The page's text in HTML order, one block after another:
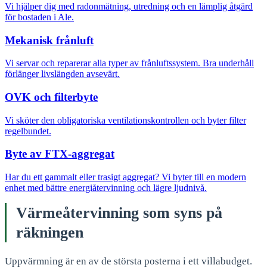
Vi hjälper dig med radonmätning, utredning och en lämplig åtgärd
för bostaden i Ale.
Mekanisk frånluft
Vi servar och reparerar alla typer av frånluftssystem. Bra underhåll
förlänger livslängden avsevärt.
OVK och filterbyte
Vi sköter den obligatoriska ventilationskontrollen och byter filter
regelbundet.
Byte av FTX-aggregat
Har du ett gammalt eller trasigt aggregat? Vi byter till en modern
enhet med bättre energiåtervinning och lägre ljudnivå.
Värmeåtervinning som syns på
räkningen
Uppvärmning är en av de största posterna i ett villabudget.